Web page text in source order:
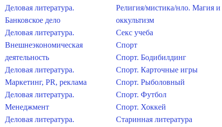
Деловая литература.
Банковское дело
Деловая литература.
Внешнеэкономическая
деятельность
Деловая литература.
Маркетинг, PR, реклама
Деловая литература.
Менеджмент
Деловая литература.
Религия/мистика/нло. Магия и
оккультизм
Секс учеба
Спорт
Спорт. Бодибилдинг
Спорт. Карточные игры
Спорт. Рыболовный
Спорт. Футбол
Спорт. Хоккей
Старинная литература